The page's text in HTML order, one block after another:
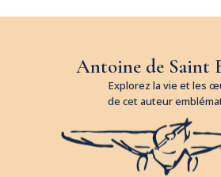
Antoine de Saint
Explorez la vie et les
de cet auteur